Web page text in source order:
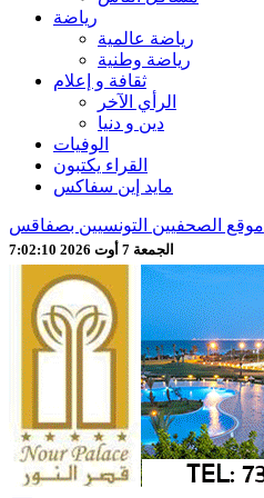
رياضة
رياضة عالمية
رياضة وطنية
ثقافة و إعلام
الرأي الآخر
دين و دنيا
الوفيات
القراء يكتبون
مايد إين سفاكس
موقع الصحفيين التونسيين بصفاقس
الجمعة 7 أوت 2026 7:02:12